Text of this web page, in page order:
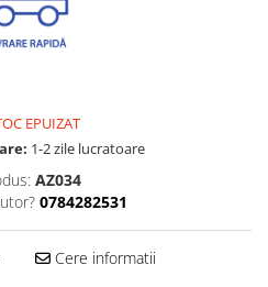
EPUIZAT
1-2 zile lucratoare
AZ034
0784282531
Cere informatii